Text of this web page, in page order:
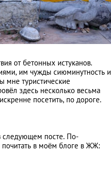
от бетонных истуканов.
им чужды сиюминутность и
мне туристические
здесь несколько весьма
посетить, по дороге.
следующем посте. По-
в моём блоге в ЖЖ: